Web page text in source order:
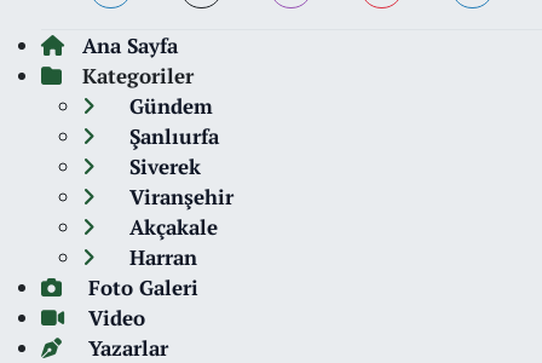
Ana Sayfa
Kategoriler
Gündem
Şanlıurfa
Siverek
Viranşehir
Akçakale
Harran
Foto Galeri
Video
Yazarlar